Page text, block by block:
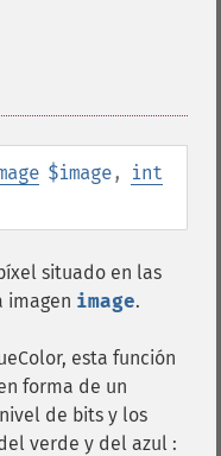
$image,
int
situado en las
imagen image.
esta función
forma de un
de bits y los
verde y del azul :